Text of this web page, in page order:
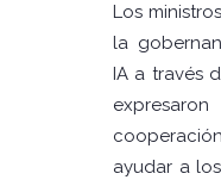
Los
la
IA a través
ayudar a